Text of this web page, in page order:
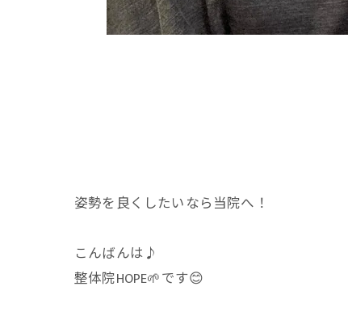
姿勢を良くしたいなら当院へ！
こんばんは♪
整体院HOPE🌱です😊